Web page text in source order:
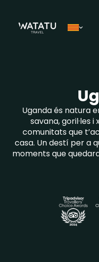
Uganda és natura
savana, goril·les
comunitats que
casa. Un destí per a
moments que